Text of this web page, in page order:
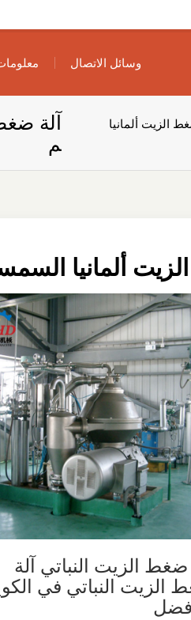
وسائل الاتصال
آلة
م
الزيت ألمانيا
ألمانيا
ضغط الزيت النباتي آلة
الزيت النباتي في